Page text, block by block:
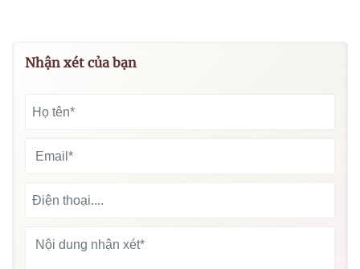
Nhận xét của bạn